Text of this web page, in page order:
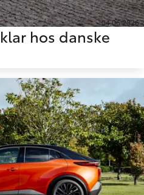
04.06.2026
hos danske